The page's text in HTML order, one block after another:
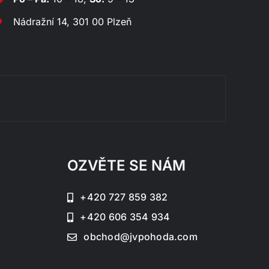
Nádražní 14, 301 00 Plzeň
OZVĚTE SE NÁM
+420 727 859 382
+420 606 354 934
obchod@jvpohoda.com